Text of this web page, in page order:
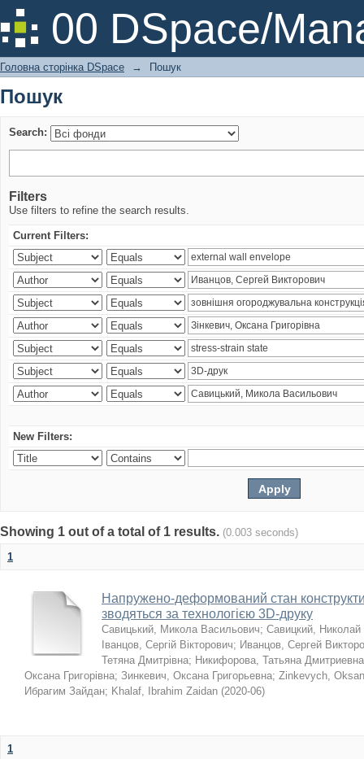
00 DSpace/
Пошук
Головна сторінка DSpace → Пошук
Пошук
Search:
Filters
Use filters to refine the search results.
Current Filters:
New Filters:
Showing 1 out of a total of 1 results. (0.003 seconds)
1
Напружено-деформований стан
зводяться за технологією 3D-друку
Савицький, Микола Васильович; Савицкий,
Іванцов, Сергій Вікторович; Иванцов, Сергей
Тетяна Дмитрівна; Никифорова, Татьяна Дмитриевна
Оксана Григорівна; Зинкевич, Оксана Григорьевна; Zinkevych,
Ибрагим Зайдан; Khalaf, Ibrahim Zaidan (2020-06)
1